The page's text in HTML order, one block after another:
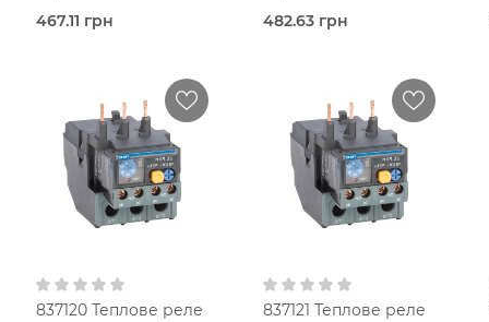
467.11 грн
Теплове
Chint
25,0 Ампер
5,5-8 A
IP20
В кошик
482.63 грн
Теплове
Chint
25,0 Ампер
7-10 A
IP20
В кошик
837120 Теплове реле
837121 Теплове реле